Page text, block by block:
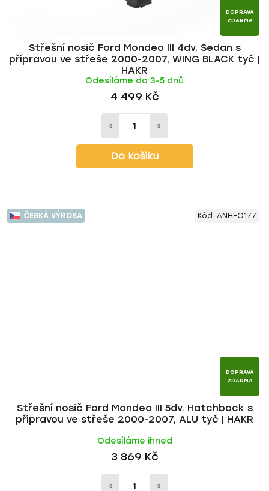
DOPRAVA
ZDARMA
Střešní nosič Ford Mondeo III 4dv. Sedan s
přípravou ve střeše 2000-2007, WING BLACK tyč |
HAKR
Odesíláme do 3-5 dnů
4 499 Kč
Do košíku
ČESKÁ VÝROBA
DOPRAVA
ZDARMA
Střešní nosič Ford Mondeo III 5dv. Hatchback s
přípravou ve střeše 2000-2007, ALU tyč | HAKR
Odesíláme ihned
3 869 Kč
Kód: ANHFO177